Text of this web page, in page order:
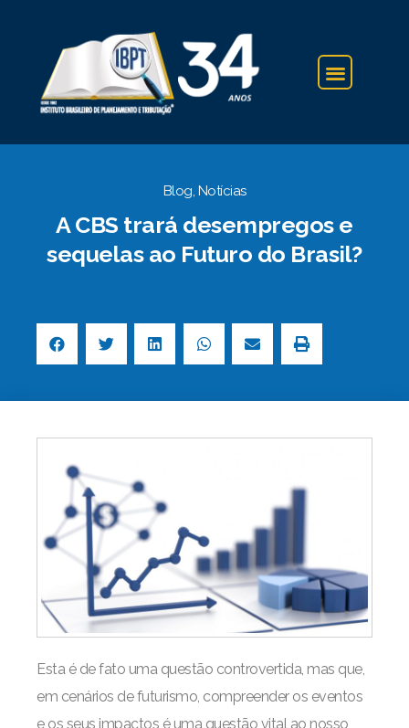
Blog, Notícias
A CBS trará desempregos e
sequelas ao Futuro do Brasil?
Esta é de fato uma questão controvertida, mas que,
em cenários de futurismo, compreender os eventos
e os seus impactos é uma questão vital ao nosso